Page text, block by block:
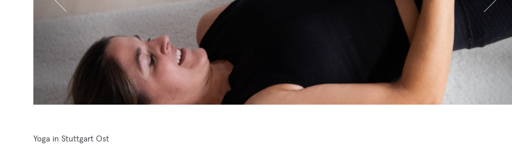
Yoga in Stuttgart Ost